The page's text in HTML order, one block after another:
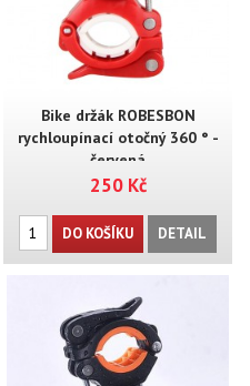
Bike držák ROBESBON
rychloupínací otočný 360 ° -
červená
250 Kč
DO KOŠÍKU DETAIL